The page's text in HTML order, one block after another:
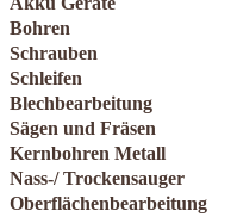
Bohren
Schrauben
Schleifen
Blechbearbeitung
Sägen und Fräsen
Kernbohren Metall
Nass-/ Trockensauger
Oberflächenbearbeitung